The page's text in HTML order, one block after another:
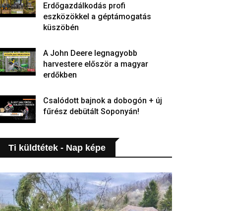
Erdőgazdálkodás profi
eszközökkel a géptámogatás
küszöbén
A John Deere legnagyobb
harvestere először a magyar
erdőkben
Csalódott bajnok a dobogón + új
fűrész debütált Soponyán!
Ti küldtétek - Nap képe